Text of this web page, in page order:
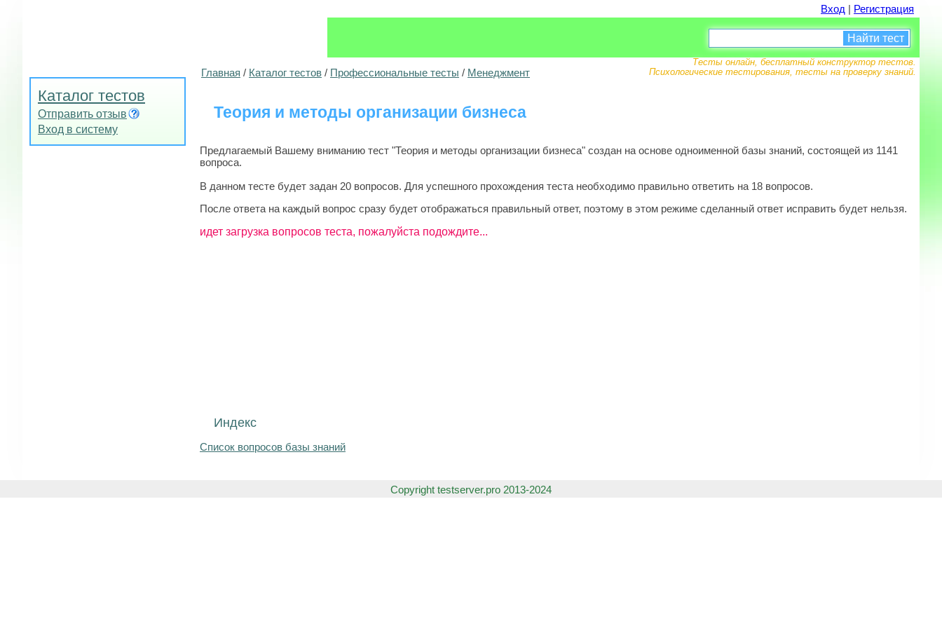
Вход | Регистрация
Тесты онлайн, бесплатный конструктор тестов.
Психологические тестирования, тесты на проверку знаний.
Найти тест
Каталог тестов
Отправить отзыв
Вход в систему
Главная / Каталог тестов / Профессиональные тесты / Менеджмент
Теория и методы организации бизнеса
Предлагаемый Вашему вниманию тест "Теория и методы организации бизнеса" создан на основе одноименной базы знаний, состоящей из 1141
вопроса.
В данном тесте будет задан 20 вопросов. Для успешного прохождения теста необходимо правильно ответить на 18 вопросов.
После ответа на каждый вопрос сразу будет отображаться правильный ответ, поэтому в этом режиме сделанный ответ исправить будет нельзя.
идет загрузка вопросов теста, пожалуйста подождите...
Индекс
Список вопросов базы знаний
Copyright testserver.pro 2013-2024